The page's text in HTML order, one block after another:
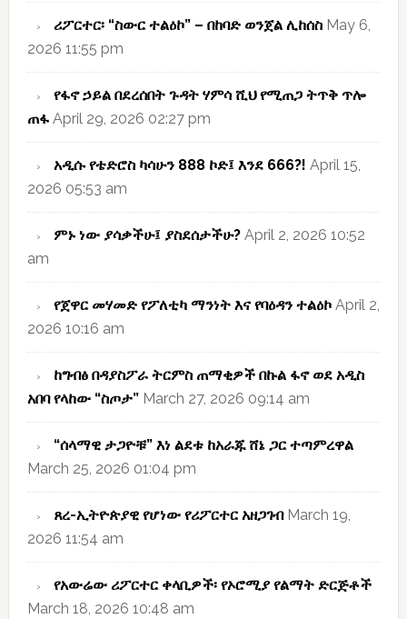
ሪፖርተር፡ “ስውር ተልዕኮ” – በከባድ ወንጀል ሊከሰስ May 6,
2026 11:55 pm
የፋኖ ኃይል በደረሰበት ጉዳት ሃምሳ ሺህ የሚጠጋ ትጥቅ ጥሎ
ጠፋ April 29, 2026 02:27 pm
አዲሱ የቴድሮስ ካሳሁን 888 ኮድ፤ እንደ 666?! April 15,
2026 05:53 am
ምኑ ነው ያሳቃችሁ፤ ያስደሰታችሁ? April 2, 2026 10:52
am
የጀዋር መሃመድ የፖለቲካ ማንነት እና የባዕዳን ተልዕኮ April 2,
2026 10:16 am
ከግብፅ በዳያስፖራ ትርምስ ጠማቂዎች በኩል ፋኖ ወደ አዲስ
አበባ የላከው “ስጦታ” March 27, 2026 09:14 am
“ሰላማዊ ታጋዮቹ” እነ ልደቱ ከአራጁ ሸኔ ጋር ተጣምረዋል
March 25, 2026 01:04 pm
ጸረ-ኢትዮጵያዊ የሆነው የሪፖርተር አዘጋገብ March 19,
2026 11:54 am
የአውሬው ሪፖርተር ቀላቢዎች፡ የኦሮሚያ የልማት ድርጅቶች
March 18, 2026 10:48 am